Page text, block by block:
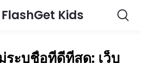
FlashGet Kids
ะบุชื่อที่ดีที่สุด: เว็บ